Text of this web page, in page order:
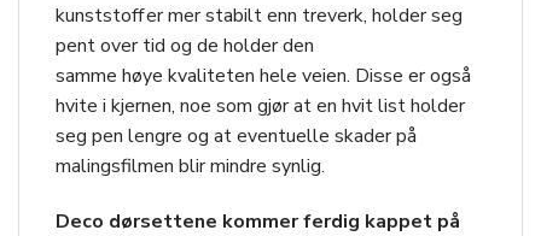
kunststoff er mer stabilt enn treverk, holder seg
pent over tid og de holder den
samme høye kvaliteten hele veien. Disse er også
hvite i kjernen, noe som gjør at en hvit list holder
seg pen lengre og at eventuelle skader på
malingsfilmen blir mindre synlig.
Deco dørsettene kommer ferdig kappet på